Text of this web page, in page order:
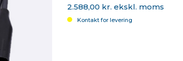
2.588,00 kr. ekskl. moms
Kontakt for levering